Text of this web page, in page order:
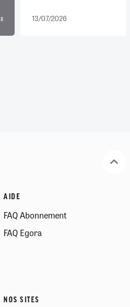
8 13/07/2026
AIDE
FAQ Abonnement
FAQ Egora
NOS SITES